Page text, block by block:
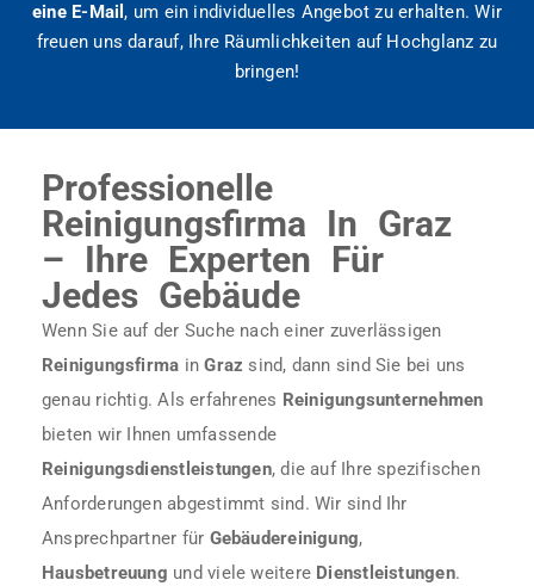
eine E-Mail, um ein individuelles Angebot zu erhalten. Wir
freuen uns darauf, Ihre Räumlichkeiten auf Hochglanz zu
bringen!
Professionelle
Reinigungsfirma In Graz
– Ihre Experten Für
Jedes Gebäude
Wenn Sie auf der Suche nach einer zuverlässigen
Reinigungsfirma inGraz sind, dann sind Sie bei uns
genau richtig. Als erfahrenes Reinigungsunternehmen
bieten wir Ihnen umfassende
Reinigungsdienstleistungen, die auf Ihre spezifischen
Anforderungen abgestimmt sind. Wir sind Ihr
Ansprechpartner für Gebäudereinigung,
Hausbetreuung und viele weitere Dienstleistungen.